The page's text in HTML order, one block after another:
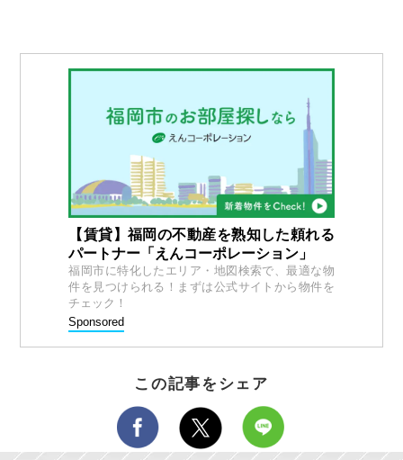
【賃貸】福岡の不動産を熟知した頼れる
パートナー「えんコーポレーション」
福岡市に特化したエリア・地図検索で、最適な物
件を見つけられる！まずは公式サイトから物件を
チェック！
Sponsored
この記事をシェア